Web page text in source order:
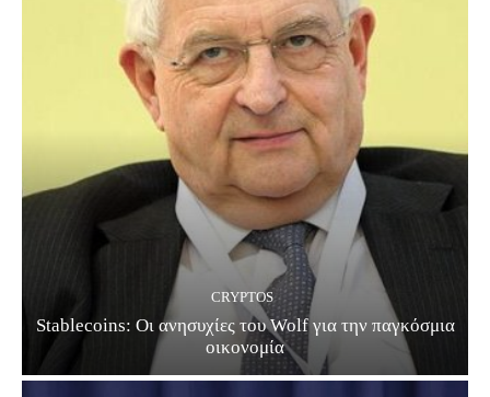
CRYPTOS
Stablecoins: Οι ανησυχίες του Wolf για την παγκόσμια
οικονομία